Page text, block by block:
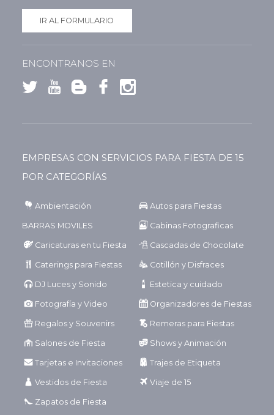
IR AL FORMULARIO
ENCONTRANOS EN
EMPRESAS CON SERVICIOS PARA FIESTA DE 15
POR CATEGORÍAS
Ambientación Autos para Fiestas
BARRAS MOVILES Cabinas Fotograficas
Caricaturas en tu Fiesta Cascadas de Chocolate
Caterings para Fiestas Cotillón y Disfraces
DJ Luces y Sonido Estetica y cuidado
Fotografía y Video Organizadores de Fiestas
Regalos y Souvenirs Remeras para Fiestas
Salones de Fiesta Shows y Animación
Tarjetas e Invitaciones Trajes de Etiqueta
Vestidos de Fiesta Viaje de 15
Zapatos de Fiesta